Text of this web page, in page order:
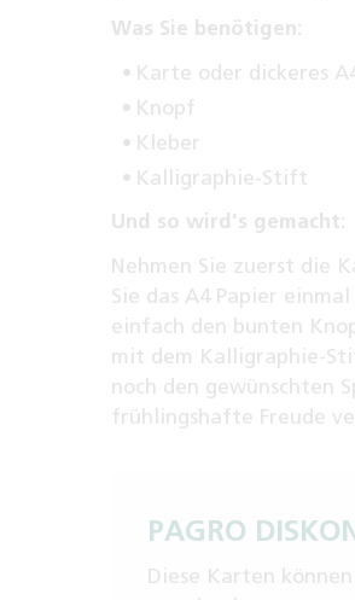
Was Sie benötigen:
Karte oder dickeres
Knopf
Kleber
Kalligraphie-Stift
Und so wird's gemacht:
Nehmen Sie zuerst die
Sie das A4 Papier
einfach den bunten
mit dem Kalligraphie-
noch den gewünschten
frühlingshafte Freude
PAGRO
Diese Karten